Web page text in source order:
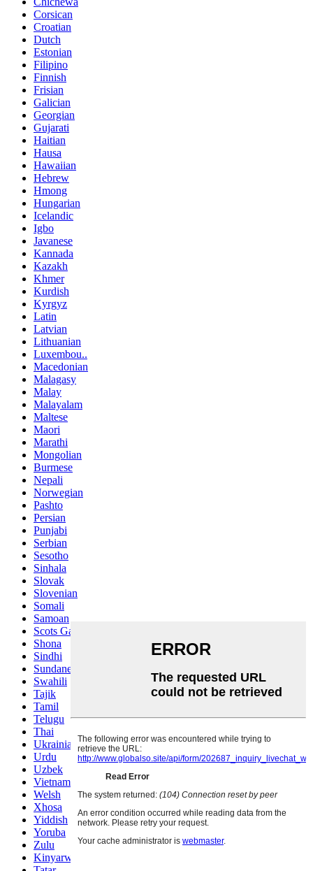
Corsican
Croatian
Dutch
Estonian
Filipino
Finnish
Frisian
Galician
Georgian
Gujarati
Haitian
Hausa
Hawaiian
Hebrew
Hmong
Hungarian
Icelandic
Igbo
Javanese
Kannada
Kazakh
Khmer
Kurdish
Kyrgyz
Latin
Latvian
Lithuanian
Luxembou..
Macedonian
Malagasy
Malay
Malayalam
Maltese
Maori
Marathi
Mongolian
Burmese
Nepali
Norwegian
Pashto
Persian
Punjabi
Serbian
Sesotho
Sinhala
Slovak
Slovenian
Somali
Samoan
Scots Gaelic
Shona
Sindhi
Sundanese
Swahili
Tajik
Tamil
Telugu
Thai
Ukrainian
Urdu
Uzbek
Vietnamese
Welsh
Xhosa
Yiddish
Yoruba
Zulu
Kinyarwanda